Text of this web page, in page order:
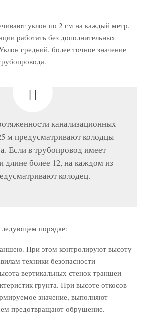
уклон по 2 см на каждый метр.
работать без дополнительных
средний, более точное значение
канализационных
м предусматривают колодцы
Если в трубопровод имеет
длине более 12, на каждом из
колодец.
порядке:
При этом контролируют высоту
техники безопасности
вертикальных стенок траншеи
грунта. При высоте откосов
значение, выполняют
предотвращают обрушение.